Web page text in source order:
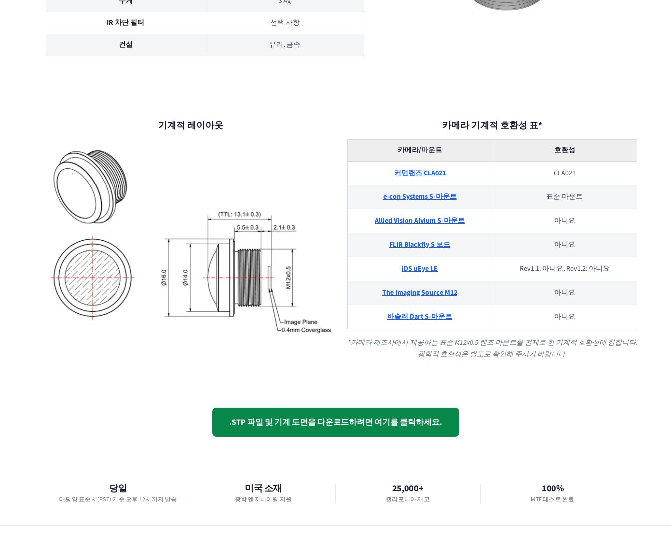
IR 차단 필터 선택 사항
건설 유리, 금속
기계적 레이아웃 카메라 기계적 호환성 표*
카메라/마운트 호환성
커먼랜즈 CLA021 CLA021
e-con Systems S-마운트 표준 마운트
Allied Vision Alvium S-마운트 아니요
FLIR Blackfly S 보드 아니요
iDS uEye LE Rev1.1: 아니요, Rev1.2: 아니요
The Imaging Source M12 아니요
바슬러 Dart S-마운트 아니요
*카메라 제조사에서 제공하는 표준 M12x0.5 렌즈 마운트를 전제로 한 기계적 호환성에 한합니다.
광학적 호환성은 별도로 확인해 주시기 바랍니다.
.STP 파일 및 기계 도면을 다운로드하려면 여기를 클릭하세요.
당일
태평양 표준시(PST) 기준 오후 12시까지 발송
미국 소재
광학 엔지니어링 지원
25,000+
캘리포니아 재고
100%
MTF 테스트 완료